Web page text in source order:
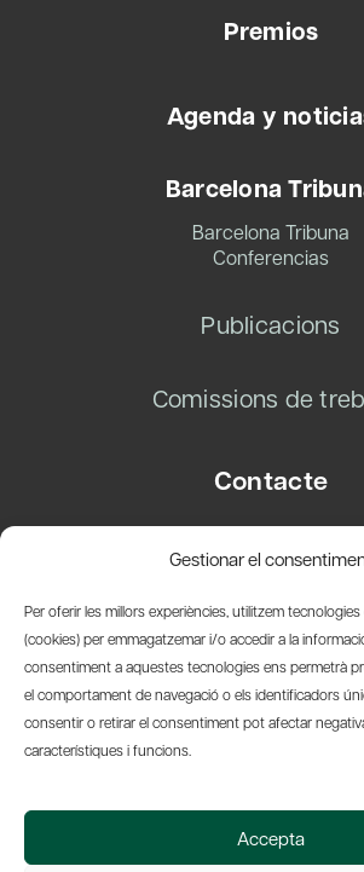
Gestionar el
Per oferir les millors experiències, utilitzem
(cookies) per emmagatzemar i/o accedir a la
consentiment a aquestes tecnologies ens permetrà
el comportament de navegació o els identificadors
consentir o retirar el consentiment pot afectar
característiques i funcions.
Accepta
Premios
Agenda y
Barcelona
Barcelona Tribuna
Conferencias
Publicacions
Comissions de
Contacte
08003 Barcelona
Suscripció Newsletter
© 2026 Societat Econòmica